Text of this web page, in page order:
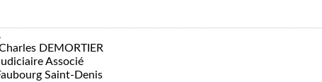
DEMORTIER
Associé
Saint-Denis